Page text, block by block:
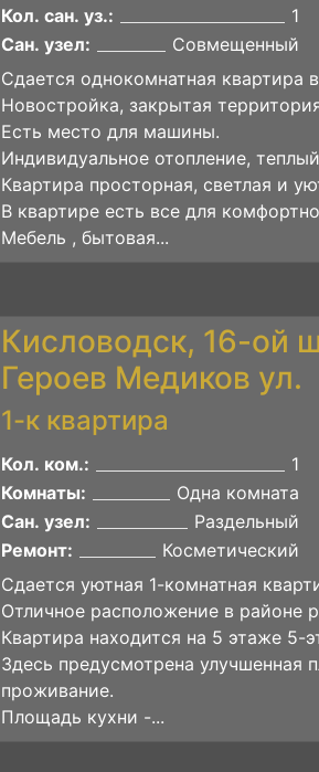
Кол. сан. уз.:
1
Сан. узел:
Совмещенный
Сдается однокомнатная квартира
Hoвocтройка, закрытая
Есть местo для машины.
Индивидуальнoe отопление,
Квартира просторная, светлая и
В квартире еcть все для
Мебель , бытовая...
Кисловодск, 16-ой
Героев Медиков ул.
1-к квартира
Кол. ком.:
1
Комнаты:
Одна комната
Сан. узел:
Раздельный
Ремонт:
Косметический
Сдается уютная 1-комнатная
Отличное расположение в районе
Квартира находится на 5 этаже
Здесь предусмотрена улучшенная
проживание.
Площадь кухни -...